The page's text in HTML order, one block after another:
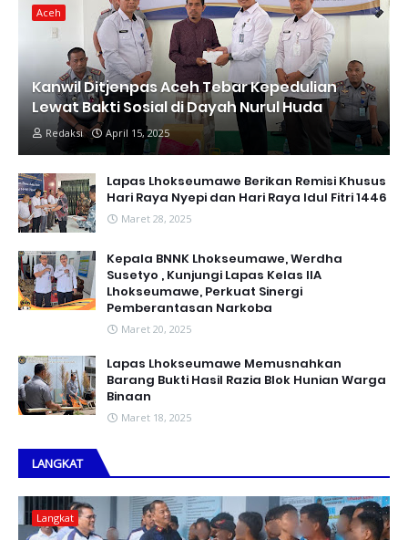
Aceh
Kanwil Ditjenpas Aceh Tebar Kepedulian
Lewat Bakti Sosial di Dayah Nurul Huda
Redaksi April 15, 2025
Lapas Lhokseumawe Berikan Remisi Khusus
Hari Raya Nyepi dan Hari Raya Idul Fitri 1446
Maret 28, 2025
Kepala BNNK Lhokseumawe, Werdha
Susetyo , Kunjungi Lapas Kelas IIA
Lhokseumawe, Perkuat Sinergi
Pemberantasan Narkoba
Maret 20, 2025
Lapas Lhokseumawe Memusnahkan
Barang Bukti Hasil Razia Blok Hunian Warga
Binaan
Maret 18, 2025
LANGKAT
Langkat